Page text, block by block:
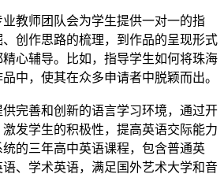
教师团队会为学生提供一对一的指
创作思路的梳理，到作品的呈现形式
心辅导。比如，指导学生如何将珠海
中，使其在众多申请者中脱颖而出。
完善和创新的语言学习环境，通过开
发学生的积极性，提高英语交际能力
的三年高中英语课程，包含普通英
、学术英语，满足国外艺术大学和音